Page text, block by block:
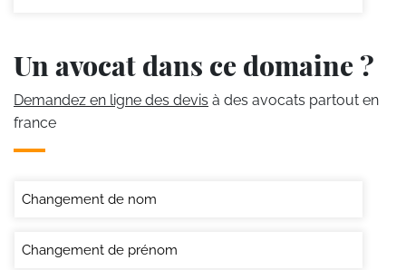
Un avocat dans ce domaine ?
Demandez en ligne des devis à des avocats partout en
france
Changement de nom
Changement de prénom